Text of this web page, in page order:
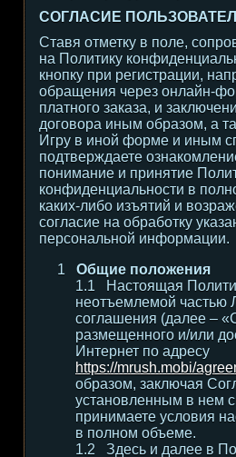
СОГЛАСИЕ
Ставя отметку в поле,
на Политику
кнопку при регистрации,
обращения через онлайн-
платного заказа, и
договора иным образом, а
Игру в иной форме и иным
подтверждаете
понимание и принятие
конфиденциальности в
каких-либо изъятий и
согласие на обработку
персональной информации.
Общие положения
Настоящая
неотъемлемой частью
соглашения (далее –
размещенного и/или
Интернет по адресу
https://mrush.mobi/
образом, заключая
установленным в нем
принимаете условия
в полном объеме.
Здесь и далее в